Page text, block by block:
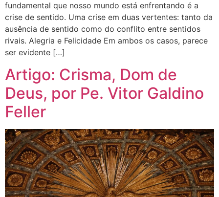
fundamental que nosso mundo está enfrentando é a
crise de sentido. Uma crise em duas vertentes: tanto da
ausência de sentido como do conflito entre sentidos
rivais. Alegria e Felicidade Em ambos os casos, parece
ser evidente […]
Artigo: Crisma, Dom de
Deus, por Pe. Vitor Galdino
Feller